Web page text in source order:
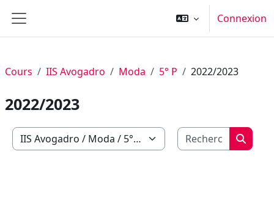
Panneau latéral
Connexion
Cours IIS Avogadro Moda 5° P 2022/2023
2022/2023
Catégories de cours